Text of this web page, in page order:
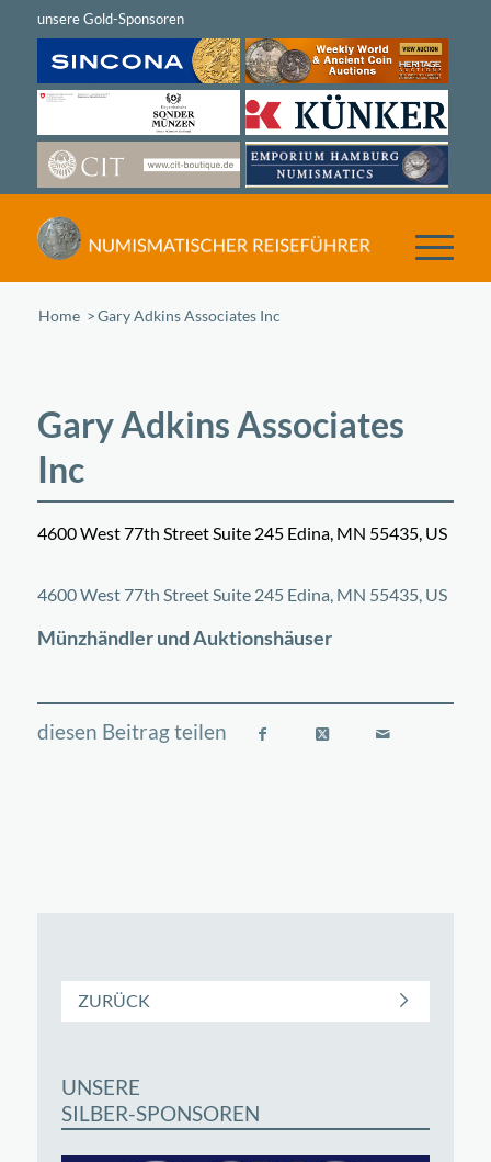
Home /Gary Adkins Associates Inc
Gary Adkins Associates
Inc
4600 West 77th Street Suite 245 Edina, MN 55435, US
+
4600 West 77th Street Suite 245 Edina, MN 55435, US
Münzhändler und Auktionshäuser
ZURÜCK
UNSERE
SILBER-SPONSOREN